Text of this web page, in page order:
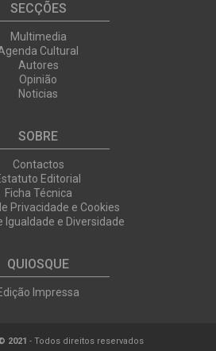
SECÇÕES
Multimedia
Cultural
Autores
Opinião
Noticias
SOBRE
Contactos
Editorial
Ficha Técnica
Privacidade e Cookies
Igualdade e Diversidade
QUIOSQUE
Impressa
2021 - Todos direitos reservados